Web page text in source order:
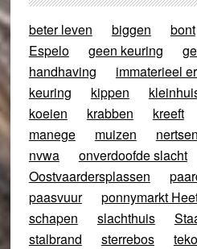
beter leven biggen bont
Espelo
geen keuring
handhaving
immaterieel
keuring
kippen
koeien
krabben kreeft
manege
muizen nertsen
nvwa
onverdoofde slacht
Oostvaardersplassen
paasvuur
ponnymarkt
schapen
slachthuis
stalbrand
sterrebos